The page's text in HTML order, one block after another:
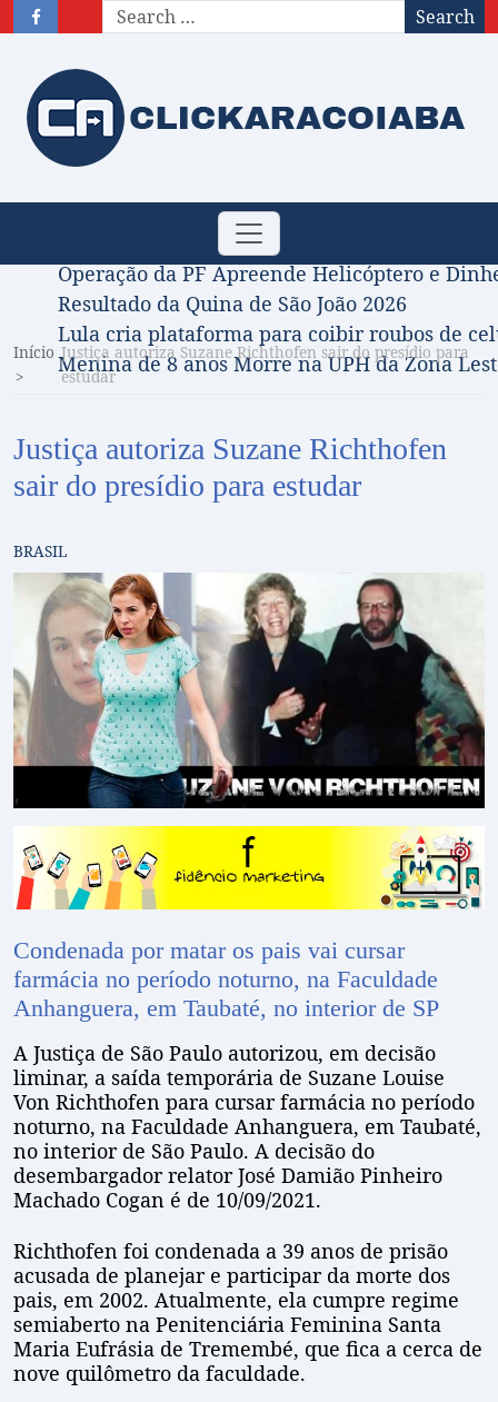
Search
Toggle
navigation
Obituário – Nota de falecimento: 31/07/2026
Comissão Aprova Projeto de Jilmar Tatto
Operação da PF Apreende Helicóptero e
Resultado da Quina de São João 2026
Lula cria plataforma para coibir roubos de
Menina de 8 anos Morre na UPH da Zona
Início Justiça autoriza Suzane Richthofen sair do presídio para
estudar
Justiça autoriza Suzane Richthofen
sair do presídio para estudar
BRASIL
Condenada por matar os pais vai cursar
farmácia no período noturno, na Faculdade
Anhanguera, em Taubaté, no interior de SP
A Justiça de São Paulo autorizou, em decisão
liminar, a saída temporária de Suzane Louise
Von Richthofen para cursar farmácia no período
noturno, na Faculdade Anhanguera, em Taubaté,
no interior de São Paulo. A decisão do
desembargador relator José Damião Pinheiro
Machado Cogan é de 10/09/2021.
Richthofen foi condenada a 39 anos de prisão
acusada de planejar e participar da morte dos
pais, em 2002. Atualmente, ela cumpre regime
semiaberto na Penitenciária Feminina Santa
Maria Eufrásia de Tremembé, que fica a cerca de
nove quilômetro da faculdade.